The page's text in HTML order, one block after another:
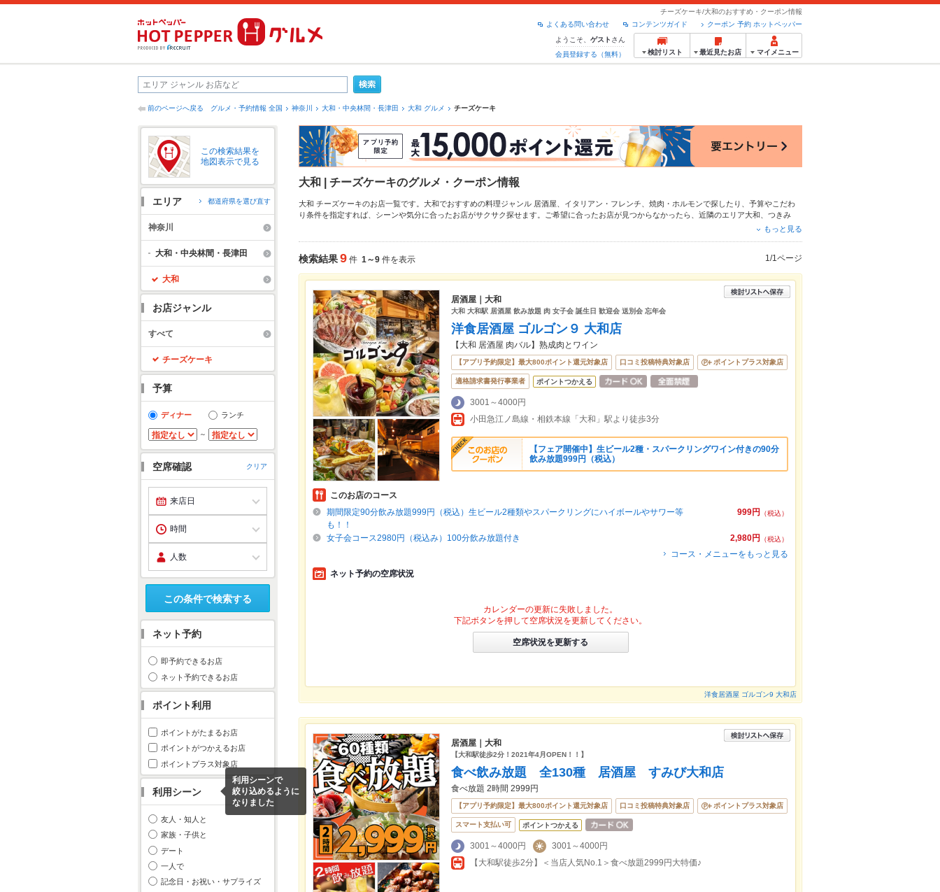
チーズケーキ/大和のおすすめ・クーポン情報
クーポン 予約 ホットペッパー
コンテンツガイド
よくある問い合わせ
ようこそ、 ゲスト さん
会員登録する（無料）
検討リスト 最近見たお店 マイメニュー
前のページへ戻る グルメ・予約情報 全国 神奈川 大和・中央林間・長津田 大和 グルメ チーズケーキ
この検索結果を
地図表示で見る
エリア 都道府県を選び直す
神奈川
大和・中央林間・長津田
大和
お店ジャンル
すべて
チーズケーキ
予算
ディナー ランチ
～
空席確認 クリア
この条件で検索する
ネット予約
即予約できるお店
ネット予約できるお店
ポイント利用
ポイントがたまるお店
ポイントがつかえるお店
ポイントプラス対象店
利用シーン
利用シーンで
絞り込めるように
なりました
友人・知人と
家族・子供と
デート
一人で
記念日・お祝い・サプライズ
大和 | チーズケーキのグルメ・クーポン情報
大和 チーズケーキのお店一覧です。大和でおすすめの料理ジャンル 居酒屋 イタリアン・フレンチ 焼肉・ホルモンで探したり、予算やこだわ
り条件を指定すれば、シーンや気分に合ったお店がサクサク探せます。ご希望に合ったお店が見つからなかったら、近隣のエリア大和
つきみ
お茶漬け、モ
もっと見る
検索結果9 件 1～9 件を表示 1/1ページ
居酒屋｜大和
大和 大和駅 居酒屋 飲み放題 肉 女子会 誕生日 歓迎会 送別会 忘年会
洋食居酒屋 ゴルゴン９ 大和店
【大和 居酒屋 肉バル】熟成肉とワイン
【アプリ予約限定】最大800ポイント還元対象店 口コミ投稿特典対象店 ポイントプラス対象店
適格請求書発行事業者 ポイントつかえる
3001～4000円
小田急江ノ島線・相鉄本線「大和」駅より徒歩3分
【フェア開催中】生ビール2種・スパークリングワイン付きの90分
飲み放題999円（税込）
このお店のコース
999円
（税込）
期間限定90分飲み放題999円（税込）生ビール2種類やスパークリングにハイボールやサワー等
も！！
2,980円
（税込）
女子会コース2980円（税込み）100分飲み放題付き
コース・メニューをもっと見る
ネット予約の空席状況
カレンダーの更新に失敗しました。
下記ボタンを押して空席状況を更新してください。
空席状況を更新する
洋食居酒屋 ゴルゴン9 大和店
居酒屋｜大和
【大和駅徒歩2分！2021年4月OPEN！！】
食べ飲み放題 全130種 居酒屋 すみび大和店
食べ放題 2時間 2999円
【アプリ予約限定】最大800ポイント還元対象店 口コミ投稿特典対象店 ポイントプラス対象店
スマート支払い可 ポイントつかえる
3001～4000円
3001～4000円
【大和駅徒歩2分】＜当店人気No.1＞食べ放題2999円大特価♪